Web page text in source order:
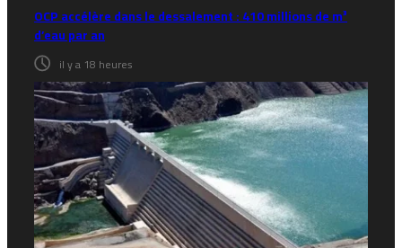
OCP accélère dans le dessalement : 410 millions de m³
d’eau par an
il y a 18 heures